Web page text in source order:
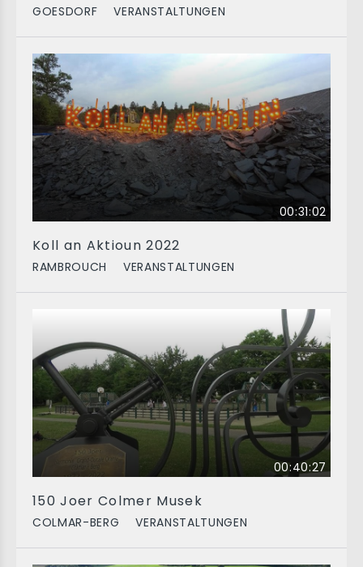
GOESDORF VERANSTALTUNGEN
00:31:02
Koll an Aktioun 2022
RAMBROUCH VERANSTALTUNGEN
00:40:27
150 Joer Colmer Musek
COLMAR-BERG VERANSTALTUNGEN